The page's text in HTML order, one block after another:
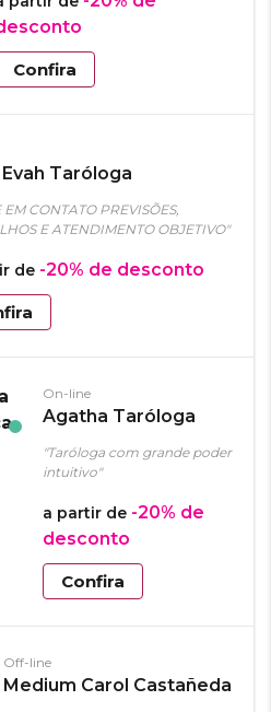
Confira
Taróloga
EM CONTATO PREVISÕES,
E ATENDIMENTO OBJETIVO"
de -20% de desconto
On-line
Agatha Taróloga
Terapeuta Holistica
"Taróloga com grande poder
intuitivo"
a partir de -20% de
desconto
Confira
Off-line
Medium Carol Castañeda